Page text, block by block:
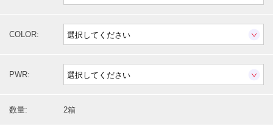
COLOR:
PWR:
数量: 2箱